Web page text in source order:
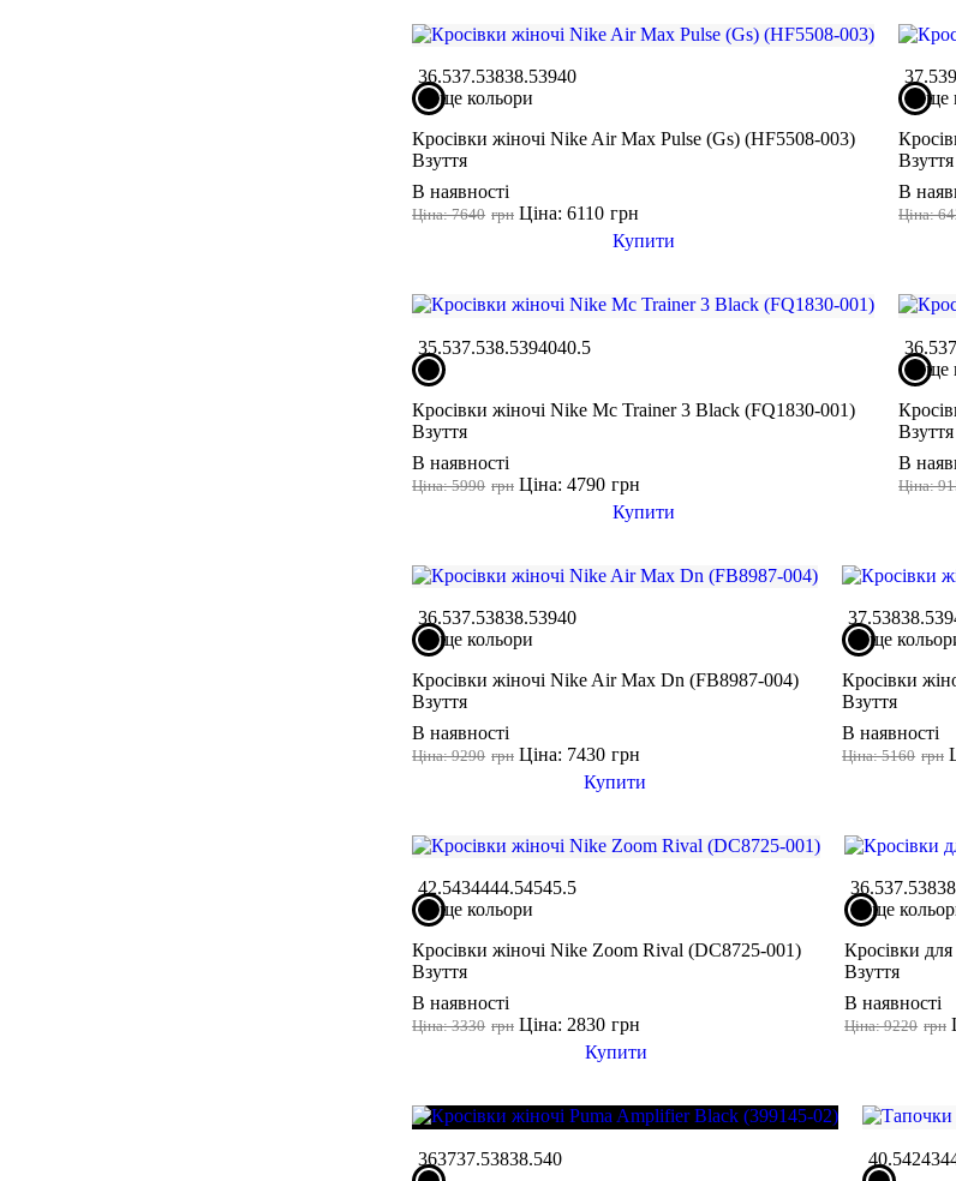
36.537.53838.53940
ще кольори
Кросівки жіночі Nike Air Max Pulse (Gs) (HF5508-003)
Взуття
В наявності
грн
Ціна: 7640 грн
Ціна: 6110
Купити
37.5
ще
Взуття
В
Ціна:
35.537.538.5394040.5
Кросівки жіночі Nike Mc Trainer 3 Black (FQ1830-001)
Взуття
В наявності
грн
Ціна: 5990 грн
Ціна: 4790
Купити
36.5
ще
Взуття
В
Ціна:
36.537.53838.53940
ще кольори
Кросівки жіночі Nike Air Max Dn (FB8987-004)
Взуття
В наявності
грн
Ціна: 9290 грн
Ціна: 7430
Купити
37.53838.539
ще
Кросівки
Взуття
В наявності
грн
Ціна: 5160
42.5434444.54545.5
ще кольори
Кросівки жіночі Nike Zoom Rival (DC8725-001)
Взуття
В наявності
грн
Ціна: 3330 грн
Ціна: 2830
Купити
36.537.538
ще
Кросівки
Взуття
В наявності
грн
Ціна: 9220
363737.53838.540 40.54243